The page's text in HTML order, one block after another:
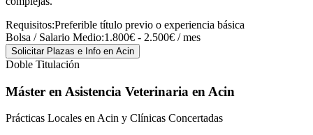
Requisitos:Preferible título previo o experiencia básica
Bolsa / Salario Medio:1.800€ - 2.500€ / mes
Solicitar Plazas e Info en Acin
Doble Titulación
Máster en Asistencia Veterinaria en Acin
Prácticas Locales en Acin y Clínicas Concertadas